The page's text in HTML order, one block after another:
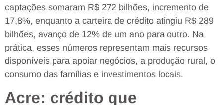
captações somaram R$ 272 bilhões, incremento de
17,8%, enquanto a carteira de crédito atingiu R$ 289
bilhões, avanço de 12% de um ano para outro. Na
prática, esses números representam mais recursos
disponíveis para apoiar negócios, a produção rural, o
consumo das famílias e investimentos locais.
Acre: crédito que